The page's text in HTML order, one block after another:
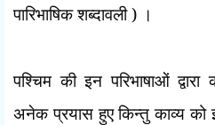
पारिभाषिक शब्दावली ) ।
पश्चिम की इन परिभाषाओं
अनेक प्रयास हुए किन्तु काव्य को